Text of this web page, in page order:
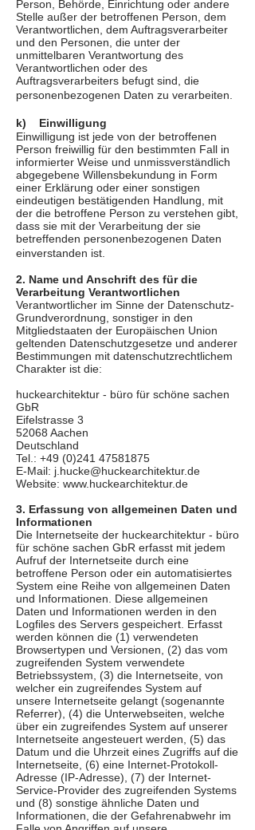
Person, Behörde, Einrichtung oder andere
Stelle außer der betroffenen Person, dem
Verantwortlichen, dem Auftragsverarbeiter
und den Personen, die unter der
unmittelbaren Verantwortung des
Verantwortlichen oder des
Auftragsverarbeiters befugt sind, die
personenbezogenen Daten zu verarbeiten.
k) Einwilligung
Einwilligung ist jede von der betroffenen
Person freiwillig für den bestimmten Fall in
informierter Weise und unmissverständlich
abgegebene Willensbekundung in Form
einer Erklärung oder einer sonstigen
eindeutigen bestätigenden Handlung, mit
der die betroffene Person zu verstehen gibt,
dass sie mit der Verarbeitung der sie
betreffenden personenbezogenen Daten
einverstanden ist.
2. Name und Anschrift des für die
Verarbeitung Verantwortlichen
Verantwortlicher im Sinne der Datenschutz-
Grundverordnung, sonstiger in den
Mitgliedstaaten der Europäischen Union
geltenden Datenschutzgesetze und anderer
Bestimmungen mit datenschutzrechtlichem
Charakter ist die:
huckearchitektur - büro für schöne sachen
GbR
Eifelstrasse 3
52068 Aachen
Deutschland
Tel.: +49 (0)241 47581875
E-Mail: j.hucke@huckearchitektur.de
Website: www.huckearchitektur.de
3. Erfassung von allgemeinen Daten und
Informationen
Die Internetseite der huckearchitektur - büro
für schöne sachen GbR erfasst mit jedem
Aufruf der Internetseite durch eine
betroffene Person oder ein automatisiertes
System eine Reihe von allgemeinen Daten
und Informationen. Diese allgemeinen
Daten und Informationen werden in den
Logfiles des Servers gespeichert. Erfasst
werden können die (1) verwendeten
Browsertypen und Versionen, (2) das vom
zugreifenden System verwendete
Betriebssystem, (3) die Internetseite, von
welcher ein zugreifendes System auf
unsere Internetseite gelangt (sogenannte
Referrer), (4) die Unterwebseiten, welche
über ein zugreifendes System auf unserer
Internetseite angesteuert werden, (5) das
Datum und die Uhrzeit eines Zugriffs auf die
Internetseite, (6) eine Internet-Protokoll-
Adresse (IP-Adresse), (7) der Internet-
Service-Provider des zugreifenden Systems
und (8) sonstige ähnliche Daten und
Informationen, die der Gefahrenabwehr im